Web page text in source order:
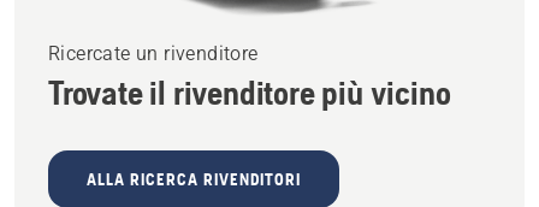
Ricercate un rivenditore
Trovate il rivenditore più vicino
ALLA RICERCA RIVENDITORI